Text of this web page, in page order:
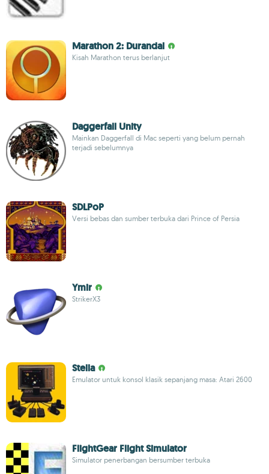
Marathon 2: Durandal
Kisah Marathon terus berlanjut
Daggerfall Unity
Mainkan Daggerfall di Mac seperti yang belum pernah
terjadi sebelumnya
SDLPoP
Versi bebas dan sumber terbuka dari Prince of Persia
Ymir
StrikerX3
Stella
Emulator untuk konsol klasik sepanjang masa: Atari 2600
FlightGear Flight Simulator
Simulator penerbangan bersumber terbuka